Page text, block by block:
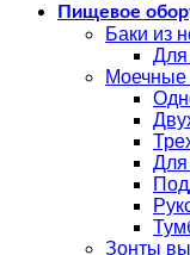
Пищевое
Баки из
Для
Для
Зонты